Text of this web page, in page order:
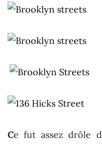
Ce fut assez drôle